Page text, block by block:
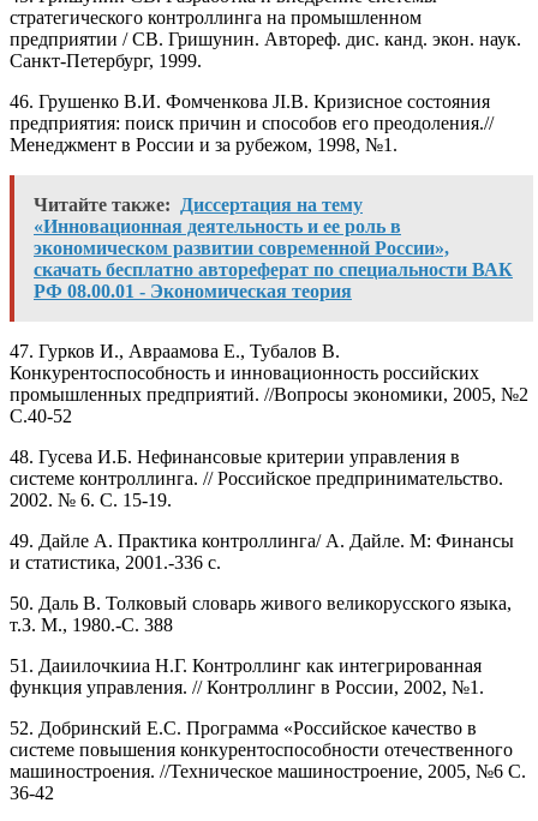
стратегического контроллинга на промышленном
предприятии / СВ. Гришунин. Автореф. дис. канд. экон. наук.
Санкт-Петербург, 1999.
46. Грушенко В.И. Фомченкова JI.B. Кризисное состояния
предприятия: поиск причин и способов его преодоления.//
Менеджмент в России и за рубежом, 1998, №1.
Читайте также:
Диссертация на тему
«Инновационная деятельность и ее роль в
экономическом развитии современной России»,
скачать бесплатно автореферат по специальности ВАК
РФ 08.00.01 - Экономическая теория
47. Гурков И., Авраамова Е., Тубалов В.
Конкурентоспособность и инновационность российских
промышленных предприятий. //Вопросы экономики, 2005, №2
С.40-52
48. Гусева И.Б. Нефинансовые критерии управления в
системе контроллинга. // Российское предпринимательство.
2002. № 6. С. 15-19.
49. Дайле А. Практика контроллинга/ А. Дайле. М: Финансы
и статистика, 2001.-336 с.
50. Даль В. Толковый словарь живого великорусского языка,
т.З. М., 1980.-С. 388
51. Даиилочкииа Н.Г. Контроллинг как интегрированная
функция управления. // Контроллинг в России, 2002, №1.
52. Добринский Е.С. Программа «Российское качество в
системе повышения конкурентоспособности отечественного
машиностроения. //Техническое машиностроение, 2005, №6 С.
36-42